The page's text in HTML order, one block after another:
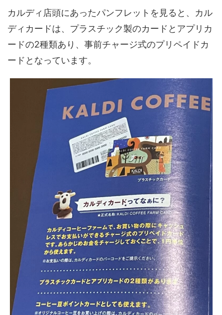
カルディ店頭にあったパンフレットを見ると、カル
ディカードは、プラスチック製のカードとアプリカ
ードの2種類あり、事前チャージ式のプリペイドカ
ードとなっています。